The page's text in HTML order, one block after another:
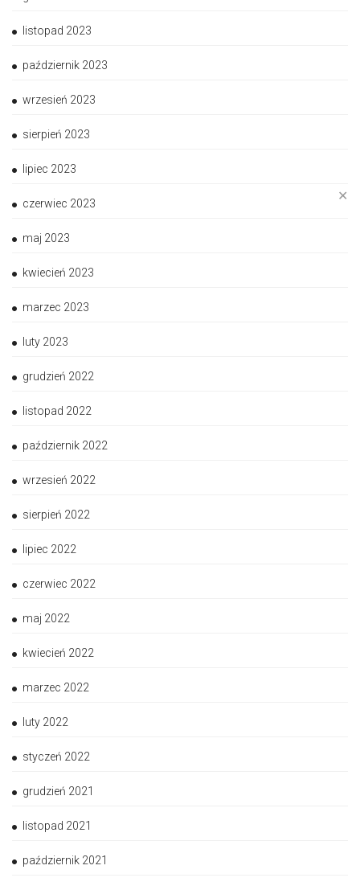
✕
listopad 2023
październik 2023
wrzesień 2023
sierpień 2023
lipiec 2023
czerwiec 2023
maj 2023
kwiecień 2023
marzec 2023
luty 2023
grudzień 2022
listopad 2022
październik 2022
wrzesień 2022
sierpień 2022
lipiec 2022
czerwiec 2022
maj 2022
kwiecień 2022
marzec 2022
luty 2022
styczeń 2022
grudzień 2021
listopad 2021
październik 2021